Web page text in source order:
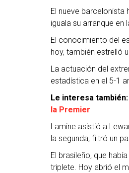
El nueve
iguala su arranque
El conocimiento del
hoy, también estrelló
La actuación del
estadística en el 5-1
Le interesa también:
la Premier
Lamine asistió a
la segunda, filtró un
El brasileño, que
triplete. Hoy abrió el